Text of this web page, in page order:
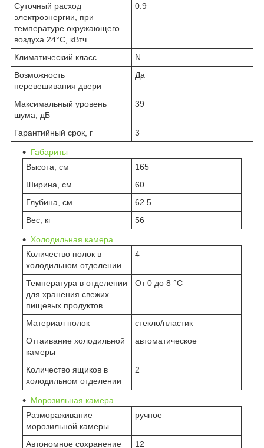
Суточный расход
электроэнергии, при
температуре окружающего
воздуха 24°C, кВтч
0.9
Климатический класс
N
Возможность
перевешивания двери
Да
Максимальный уровень
шума, дБ
39
Гарантийный срок, г 3
Габариты
Высота, см
165
Ширина, см
60
Глубина, см
62.5
Вес, кг
56
Холодильная камера
Количество полок в
холодильном отделении
4
Температура в отделении
для хранения свежих
пищевых продуктов
От 0 до 8 °C
Материал полок
стекло/пластик
Оттаивание холодильной
камеры
автоматическое
Количество ящиков в
холодильном отделении
2
Морозильная камера
Размораживание
морозильной камеры
ручное
Автономное сохранение 12